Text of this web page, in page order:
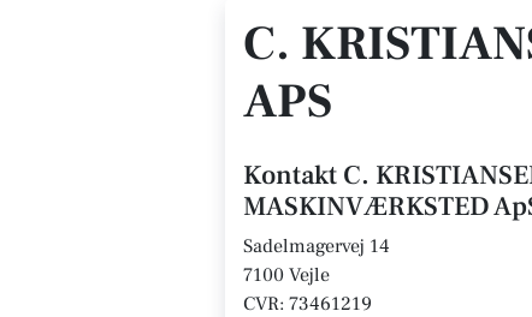
C.
APS
Kontakt C.
MASKINVÆRKSTED
Sadelmagervej 14
7100 Vejle
CVR: 73461219